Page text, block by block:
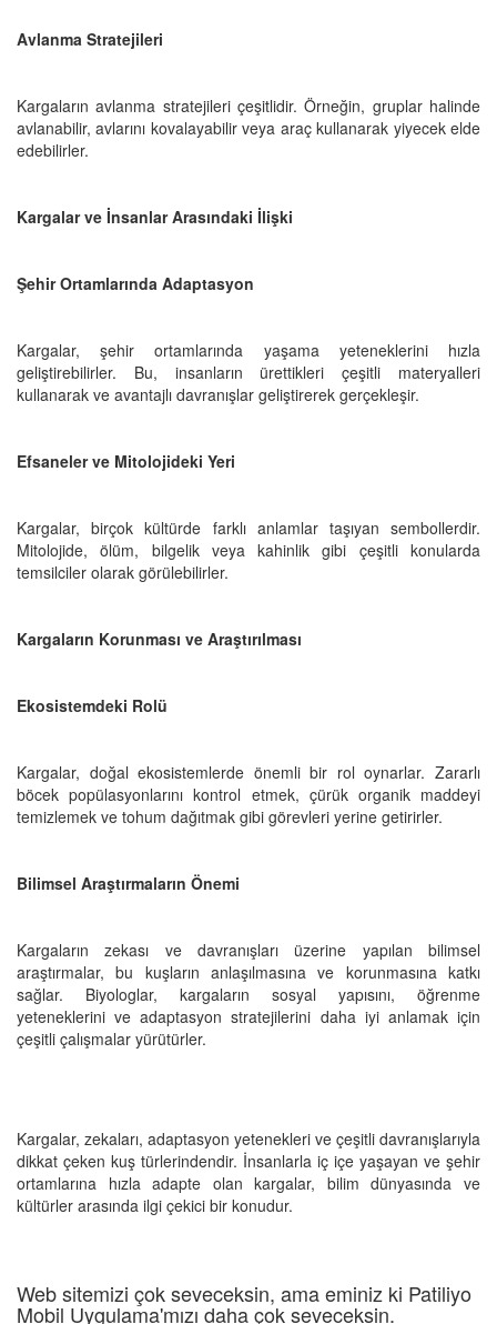
Avlanma Stratejileri
Kargaların avlanma stratejileri çeşitlidir. Örneğin, gruplar halinde
avlanabilir, avlarını kovalayabilir veya araç kullanarak yiyecek elde
edebilirler.
Kargalar ve İnsanlar Arasındaki İlişki
Şehir Ortamlarında Adaptasyon
Kargalar, şehir ortamlarında yaşama yeteneklerini hızla
geliştirebilirler. Bu, insanların ürettikleri çeşitli materyalleri
kullanarak ve avantajlı davranışlar geliştirerek gerçekleşir.
Efsaneler ve Mitolojideki Yeri
Kargalar, birçok kültürde farklı anlamlar taşıyan sembollerdir.
Mitolojide, ölüm, bilgelik veya kahinlik gibi çeşitli konularda
temsilciler olarak görülebilirler.
Kargaların Korunması ve Araştırılması
Ekosistemdeki Rolü
Kargalar, doğal ekosistemlerde önemli bir rol oynarlar. Zararlı
böcek popülasyonlarını kontrol etmek, çürük organik maddeyi
temizlemek ve tohum dağıtmak gibi görevleri yerine getirirler.
Bilimsel Araştırmaların Önemi
Kargaların zekası ve davranışları üzerine yapılan bilimsel
araştırmalar, bu kuşların anlaşılmasına ve korunmasına katkı
sağlar. Biyologlar, kargaların sosyal yapısını, öğrenme
yeteneklerini ve adaptasyon stratejilerini daha iyi anlamak için
çeşitli çalışmalar yürütürler.
Kargalar, zekaları, adaptasyon yetenekleri ve çeşitli davranışlarıyla
dikkat çeken kuş türlerindendir. İnsanlarla iç içe yaşayan ve şehir
ortamlarına hızla adapte olan kargalar, bilim dünyasında ve
kültürler arasında ilgi çekici bir konudur.
Web sitemizi çok seveceksin, ama eminiz ki Patiliyo
Mobil Uygulama'mızı daha çok seveceksin.